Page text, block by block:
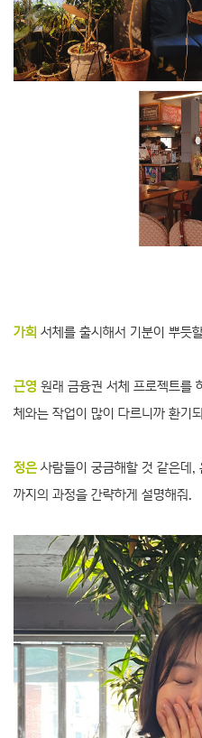
가희 서체를 출시해서 기분이 뿌듯
근영 원래 금융권 서체 프로젝트를
체와는 작업이 많이 다르니까 환기
정은사람들이 궁금해할 것 같은데,
까지의 과정을 간략하게 설명해줘.